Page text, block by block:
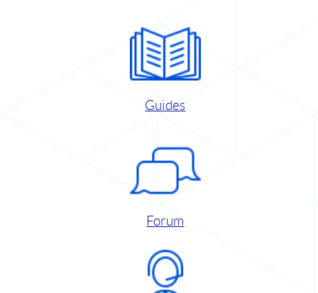
Guides
Forum